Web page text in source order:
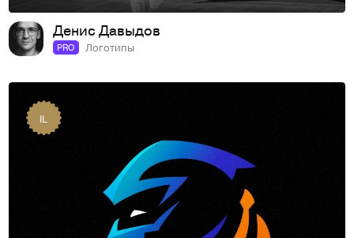
Денис Давыдов
PRO Логотипы
IL